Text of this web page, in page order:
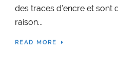
des traces d’encre et sont
raison...
READ MORE